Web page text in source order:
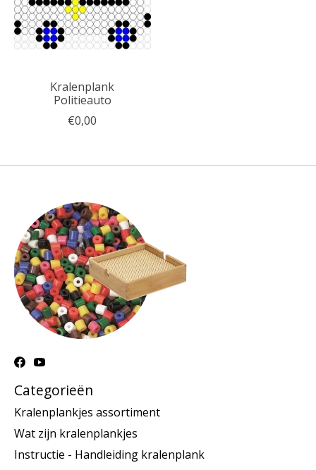
Kralenplank
Politieauto
€0,00
Categorieën
Kralenplankjes assortiment
Wat zijn kralenplankjes
Instructie - Handleiding kralenplank